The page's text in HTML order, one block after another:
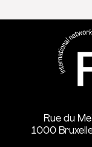
Rue du
1000